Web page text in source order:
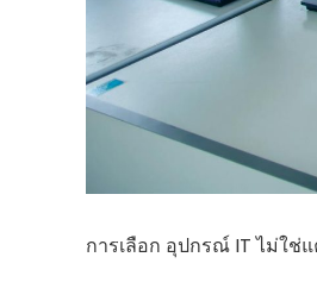
การเลือก อุปกรณ์ IT ไม่ใช่